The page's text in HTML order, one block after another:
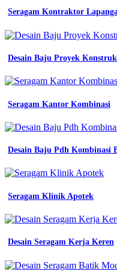
pendek
polos
katun
baju
baju
kerja
wanita
modis
ukuran
seragam
kerja
seragam
bagus
kerja
lapangan
Seragam Kontraktor
Desain Baju Proyek
Seragam Kantor Kombinasi
Desain Baju Pdh Kombinasi
Seragam Klinik Apotek
Desain Seragam Kerja Keren